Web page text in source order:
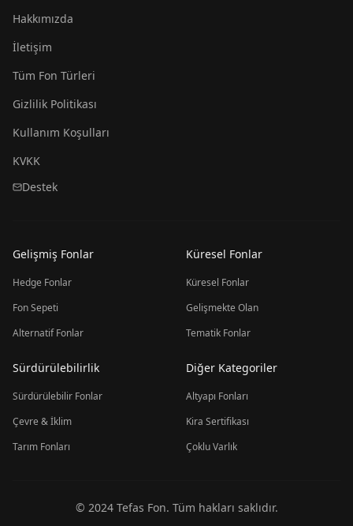
Hakkımızda
İletişim
Tüm Fon Türleri
Gizlilik Politikası
Kullanım Koşulları
KVKK
Destek
Gelişmiş Fonlar
Hedge Fonlar
Fon Sepeti
Alternatif Fonlar
Küresel Fonlar
Küresel Fonlar
Gelişmekte Olan
Tematik Fonlar
Sürdürülebilirlik
Sürdürülebilir Fonlar
Çevre & İklim
Tarım Fonları
Diğer Kategoriler
Altyapı Fonları
Kira Sertifikası
Çoklu Varlık
© 2024 Tefas Fon. Tüm hakları saklıdır.